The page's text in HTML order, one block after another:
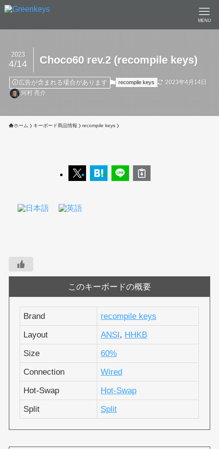
MENU
Choco60 rev.2 (recompile keys)
2023
4/14
広告が含まれる場合があります recompile keys
2023年4月14日
河村 亮介
ホーム キーボード商品情報 recompile keys
このキーボードの概要
Brand
recompile keys
Layout
ANSI , HHKB
Size
60%
Connection
Wired
Hot-Swap
Hot-Swap
Split
Split